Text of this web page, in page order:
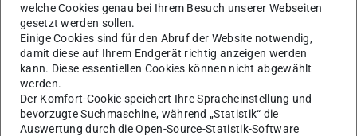
welche Cookies genau bei Ihrem Besuch unserer Webseiten
gesetzt werden sollen.
Einige Cookies sind für den Abruf der Website notwendig,
damit diese auf Ihrem Endgerät richtig anzeigen werden
kann. Diese essentiellen Cookies können nicht abgewählt
werden.
Der Komfort-Cookie speichert Ihre Spracheinstellung und
bevorzugte Suchmaschine, während „Statistik“ die
Auswertung durch die Open-Source-Statistik-Software